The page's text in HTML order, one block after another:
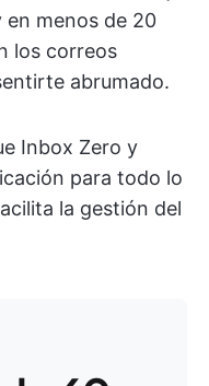
en menos de 20
los correos
abrumado.
Inbox Zero y
para todo lo
la gestión del